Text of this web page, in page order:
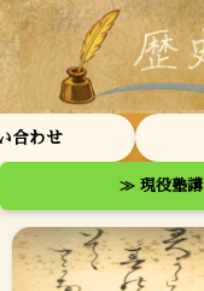
合わせ
≫ 現役塾講